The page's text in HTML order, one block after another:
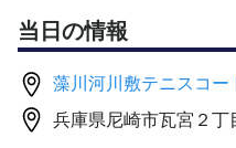
い方、是非宜しくお願い致
試合を充実させる為、最少
私用でキャンセルする可
控え下さい。（体調不良、
当日の情報
藻川河川敷テニスコー
兵庫県尼崎市瓦宮２丁